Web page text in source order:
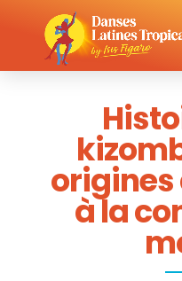
à la